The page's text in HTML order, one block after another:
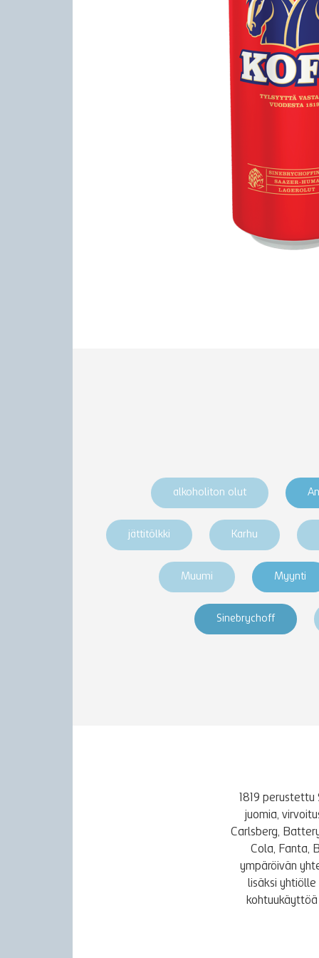
alkoholiton olut
jättitölkki Karhu
Muumi Myynti
Sinebrychoff
1819
juomia,
Carlsberg,
Cola, Fanta,
ympäröivän
lisäksi